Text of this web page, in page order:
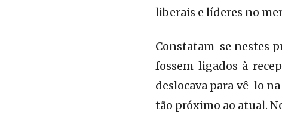
liberais e líderes no
Constatam-se nestes
fossem ligados à
deslocava para vê-lo
tão próximo ao atual.